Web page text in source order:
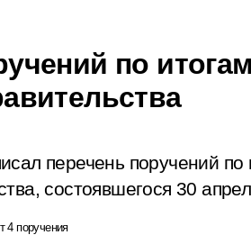
по
перечень поручений
состоявшегося 30
4 поручения